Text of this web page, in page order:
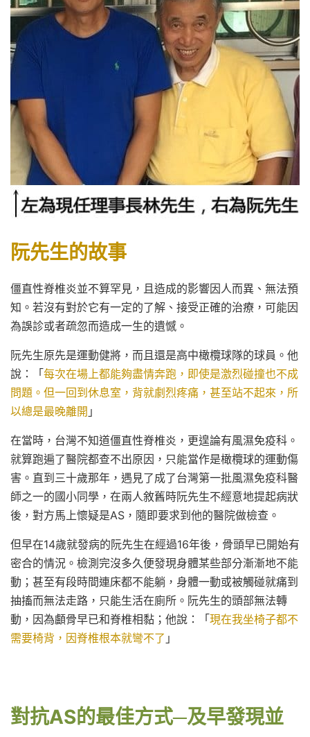
阮先生的故事
僵直性脊椎炎並不算罕見，且造成的影響因人而異、無法預
知。 若沒有對於它有一定的了解、接受正確的治療，可能因
為誤診或者疏忽而造成一生的遺憾。
阮先生原先是運動健將，而且還是高中橄欖球隊的球員。他
說：「 每次在場上都能夠盡情奔跑，即使是激烈碰撞也不成
問題。但一回到休息室，背就劇烈疼痛，甚至站不起來，所
以總是最晚離開 」
在當時，台灣不知道僵直性脊椎炎，更遑論有風濕免疫科。
就算跑遍了醫院都查不出原因，只能當作是橄欖球的運動傷
害。直到三十歲那年，遇見了成了台灣第一批風濕免疫科醫
師之一的國小同學，在兩人敘舊時阮先生不經意地提起病狀
後，對方馬上懷疑是AS，隨即要求到他的醫院做檢查。
但早在14歲就發病的阮先生在經過16年後，骨頭早已開始有
密合的情況。檢測完沒多久便發現身體某些部分漸漸地不能
動；甚至有段時間連床都不能躺，身體一動或被觸碰就痛到
抽搐而無法走路，只能生活在廁所。阮先生的頭部無法轉
動，因為顱骨早已和脊椎相黏；他說：「 現在我坐椅子都不
需要椅背，因脊椎根本就彎不了 」
對抗AS的最佳方式─及早發現並